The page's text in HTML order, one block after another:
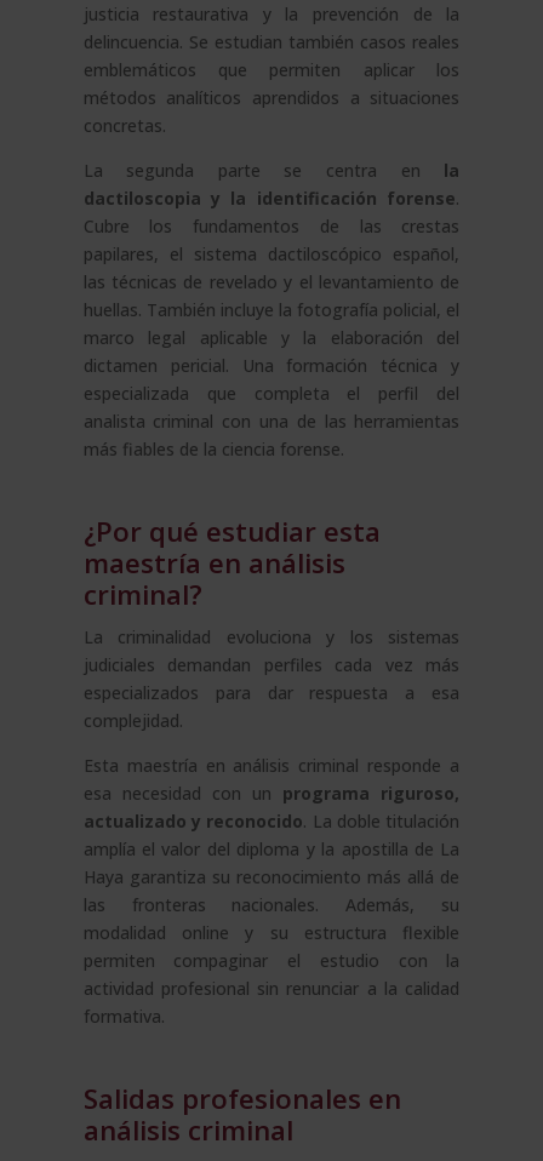
justicia restaurativa y la prevención de la
delincuencia. Se estudian también casos reales
emblemáticos que permiten aplicar los
métodos analíticos aprendidos a situaciones
concretas.
La segunda parte se centra en la
dactiloscopia y la identificación forense.
Cubre los fundamentos de las crestas
papilares, el sistema dactiloscópico español,
las técnicas de revelado y el levantamiento de
huellas. También incluye la fotografía policial, el
marco legal aplicable y la elaboración del
dictamen pericial. Una formación técnica y
especializada que completa el perfil del
analista criminal con una de las herramientas
más fiables de la ciencia forense.
¿Por qué estudiar esta
maestría en análisis
criminal?
La criminalidad evoluciona y los sistemas
judiciales demandan perfiles cada vez más
especializados para dar respuesta a esa
complejidad.
Esta maestría en análisis criminal responde a
esa necesidad con un programa riguroso,
actualizado y reconocido. La doble titulación
amplía el valor del diploma y la apostilla de La
Haya garantiza su reconocimiento más allá de
las fronteras nacionales. Además, su
modalidad online y su estructura flexible
permiten compaginar el estudio con la
actividad profesional sin renunciar a la calidad
formativa.
Salidas profesionales en
análisis criminal